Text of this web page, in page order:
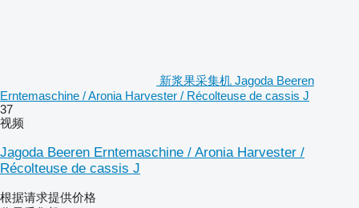
新浆果采集机 Jagoda Beeren
Erntemaschine / Aronia Harvester / Récolteuse de cassis J
37
视频
Jagoda Beeren Erntemaschine / Aronia Harvester /
Récolteuse de cassis J
根据请求提供价格